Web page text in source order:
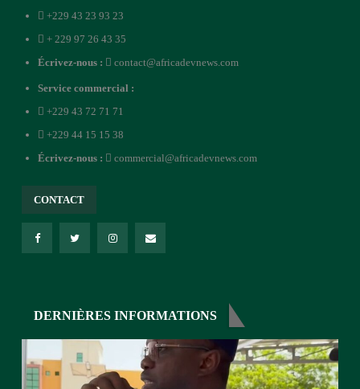
+229 43 23 93 23
+ 229 97 26 43 35
Écrivez-nous :
contact@africadevnews.com
Service commercial :
+229 43 72 71 71
+229 44 15 15 38
Écrivez-nous :
commercial@africadevnews.com
CONTACT
DERNIÈRES INFORMATIONS